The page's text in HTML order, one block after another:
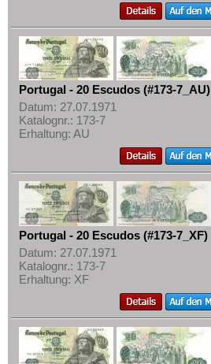
Portugal - 20 Escudos (#173-7_AU)
Datum: 27.07.1971
Katalognr.: 173-7
Erhaltung: AU
Portugal - 20 Escudos (#173-7_XF)
Datum: 27.07.1971
Katalognr.: 173-7
Erhaltung: XF